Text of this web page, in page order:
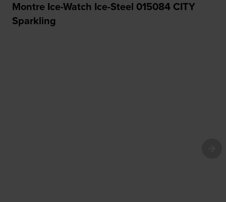
Montre Ice-Watch Ice-Steel 015084 CITY
Sparkling